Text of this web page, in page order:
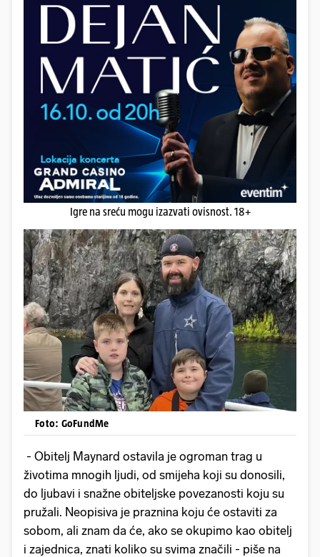
Igre na sreću mogu izazvati ovisnost. 18+
Foto: GoFundMe
- Obitelj Maynard ostavila je ogroman trag u
životima mnogih ljudi, od smijeha koji su donosili,
do ljubavi i snažne obiteljske povezanosti koju su
pružali. Neopisiva je praznina koju će ostaviti za
sobom, ali znam da će, ako se okupimo kao obitelj
i zajednica, znati koliko su svima značili - piše na